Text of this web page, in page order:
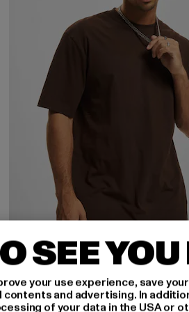
URBAN CLASSICS
Tall Tee
EUR 12,99
Derzeitiger Preis: EUR 12,99
EUR 19,99Aktionspreis:
SEE
your use experience, save
and advertising. In
of your data in the USA or